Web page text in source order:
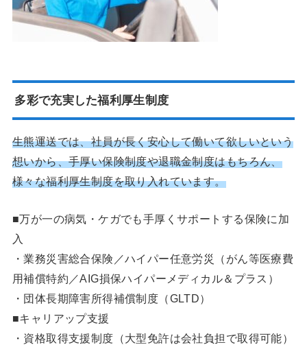
多彩で充実した福利厚生制度
生熊運送では、社員が長く安心して働いて欲しいという
想いから、手厚い保険制度や退職金制度はもちろん、
様々な福利厚生制度を取り入れています。
■万が一の病気・ケガでも手厚くサポートする保険に加
入
・業務災害総合保険／ハイパー任意労災（がん等医療費
用補償特約／AIG損保ハイパーメディカル＆プラス）
・団体長期障害所得補償制度（GLTD）
■キャリアップ支援
・資格取得支援制度（大型免許は会社負担で取得可能）